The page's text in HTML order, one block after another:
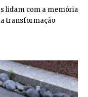
lidam com a memória
transformação